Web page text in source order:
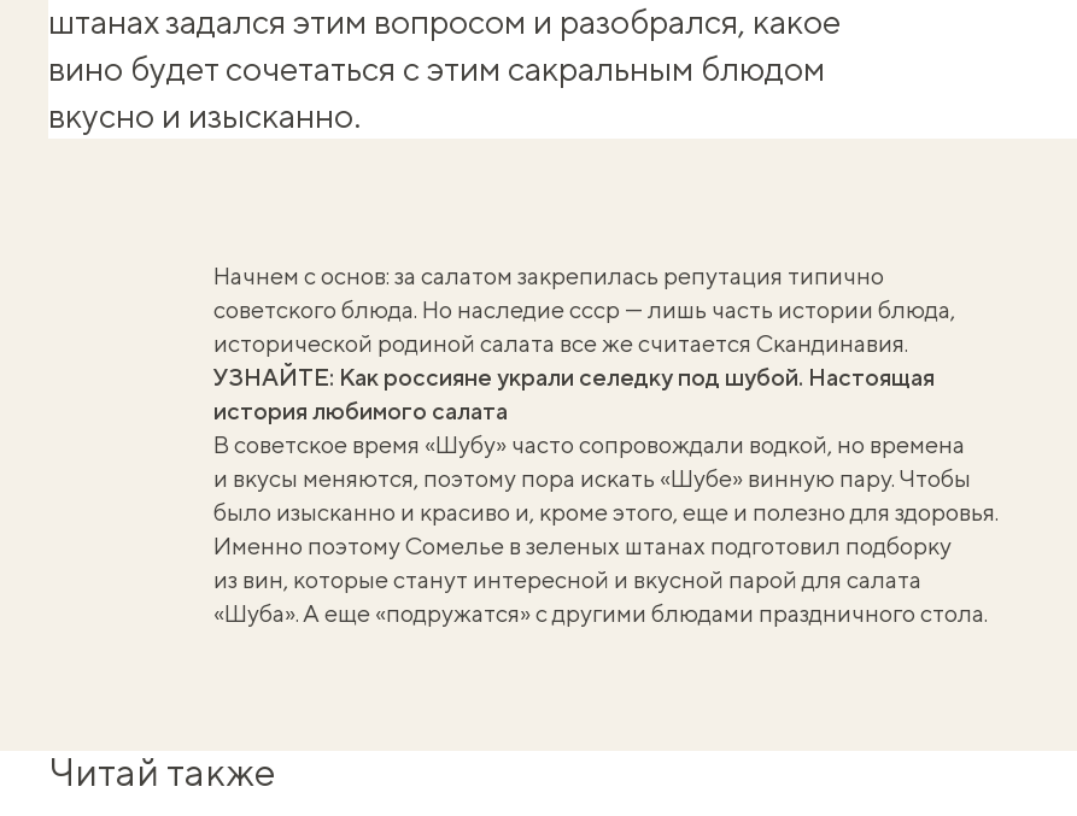
штанахзадался этим вопросом и разобрался, какое
вино будет сочетаться с этим сакральным блюдом
вкусно и изысканно.
Начнем с основ: за салатом закрепилась репутация типично
советского блюда. Но наследие ссср — лишь часть истории блюда,
исторической родиной салата все же считается Скандинавия.
УЗНАЙТЕ: Как россияне украли селедку под шубой. Настоящая
история любимого салата
В советское время «Шубу» часто сопровождали водкой, но времена
и вкусы меняются, поэтому пора искать «Шубе» винную пару. Чтобы
было изысканно и красиво и, кроме этого, еще и полезно для здоровья.
Именно поэтому Сомелье в зеленых штанах подготовил подборку
из вин, которые станут интересной и вкусной парой для салата
«Шуба». А еще «подружатся» с другими блюдами праздничного стола.
Читай также